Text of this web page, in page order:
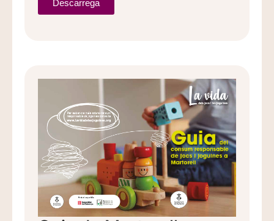
Descarrega